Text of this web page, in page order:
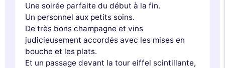
Une soirée parfaite du début à la fin.
Un personnel aux petits soins.
De très bons champagne et vins
judicieusement accordés avec les mises en
bouche et les plats.
Et un passage devant la tour eiffel scintillante,